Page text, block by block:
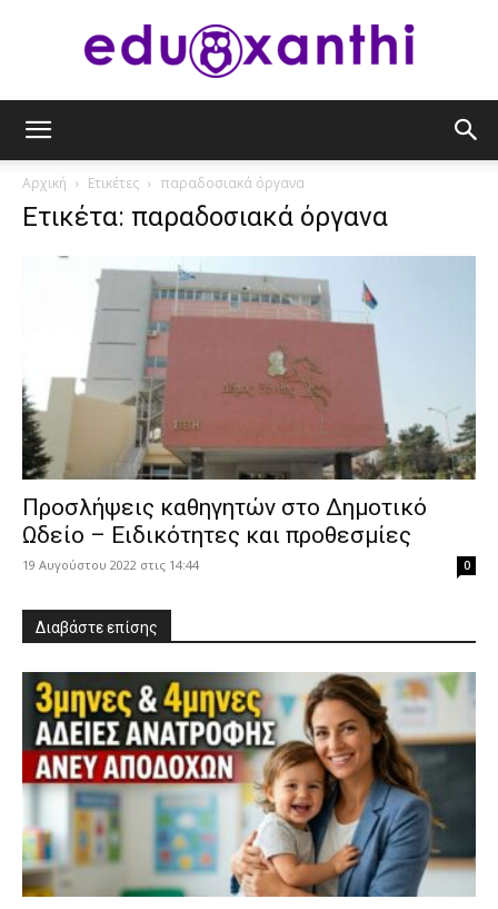
Αρχική Ετικέτες παραδοσιακά όργανα
Ετικέτα: παραδοσιακά όργανα
Προσλήψεις καθηγητών στο Δημοτικό
Ωδείο – Ειδικότητες και προθεσμίες
19 Αυγούστου 2022 στις 14:44 0
Διαβάστε επίσης